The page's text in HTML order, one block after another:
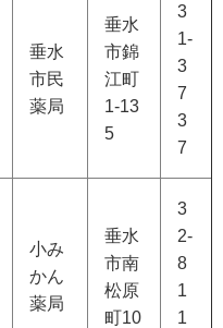
垂水
市民
薬局
垂水
市錦
江町
1-13
5
3
1-
3
7
3
7
小み
かん
薬局
垂水
市南
松原
町10
3
2-
8
1
1